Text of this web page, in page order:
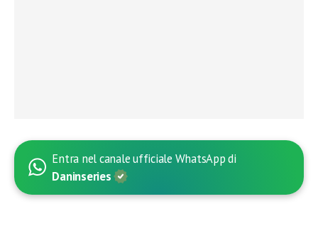
Entra nel canale ufficiale WhatsApp di
Daninseries